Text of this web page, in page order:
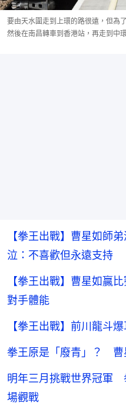
要由天水圍走到上環的路很遠，但為
然後在南昌轉車到香港站，再走到中
【拳王出戰】曹星如師
泣：不喜歡但永遠支持
【拳王出戰】曹星如贏
對手體能
【拳王出戰】前川龍斗
拳王原是「廢青」？ 曹
明年三月挑戰世界冠軍
場觀戰